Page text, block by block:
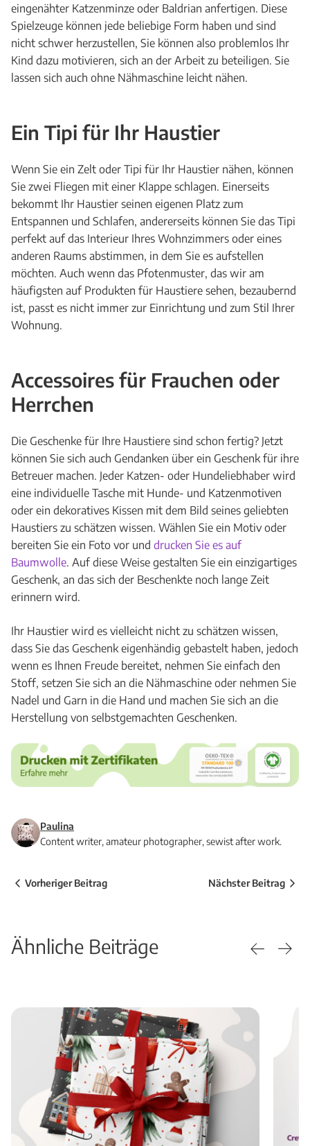
eingenähter Katzenminze oder Baldrian anfertigen. Diese
Spielzeuge können jede beliebige Form haben und sind
nicht schwer herzustellen, Sie können also problemlos Ihr
Kind dazu motivieren, sich an der Arbeit zu beteiligen. Sie
lassen sich auch ohne Nähmaschine leicht nähen.
Ein Tipi für Ihr Haustier
Wenn Sie ein Zelt oder Tipi für Ihr Haustier nähen, können
Sie zwei Fliegen mit einer Klappe schlagen. Einerseits
bekommt Ihr Haustier seinen eigenen Platz zum
Entspannen und Schlafen, andererseits können Sie das Tipi
perfekt auf das Interieur Ihres Wohnzimmers oder eines
anderen Raums abstimmen, in dem Sie es aufstellen
möchten. Auch wenn das Pfotenmuster, das wir am
häufigsten auf Produkten für Haustiere sehen, bezaubernd
ist, passt es nicht immer zur Einrichtung und zum Stil Ihrer
Wohnung.
Accessoires für Frauchen oder
Herrchen
Die Geschenke für Ihre Haustiere sind schon fertig? Jetzt
können Sie sich auch Gendanken über ein Geschenk für ihre
Betreuer machen. Jeder Katzen- oder Hundeliebhaber wird
eine individuelle Tasche mit Hunde- und Katzenmotiven
oder ein dekoratives Kissen mit dem Bild seines geliebten
Haustiers zu schätzen wissen. Wählen Sie ein Motiv oder
bereiten Sie ein Foto vor und drucken Sie es auf
Baumwolle. Auf diese Weise gestalten Sie ein einzigartiges
Geschenk, an das sich der Beschenkte noch lange Zeit
erinnern wird.
Ihr Haustier wird es vielleicht nicht zu schätzen wissen,
dass Sie das Geschenk eigenhändig gebastelt haben, jedoch
wenn es Ihnen Freude bereitet, nehmen Sie einfach den
Stoff, setzen Sie sich an die Nähmaschine oder nehmen Sie
Nadel und Garn in die Hand und machen Sie sich an die
Herstellung von selbstgemachten Geschenken.
Paulina
Content writer, amateur photographer, sewist after work.
Vorheriger Beitrag Nächster Beitrag
Ähnliche Beiträge